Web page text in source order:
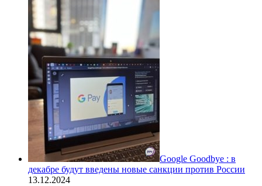
Google Goodbye : в
декабре будут введены новые санкции против России
13.12.2024